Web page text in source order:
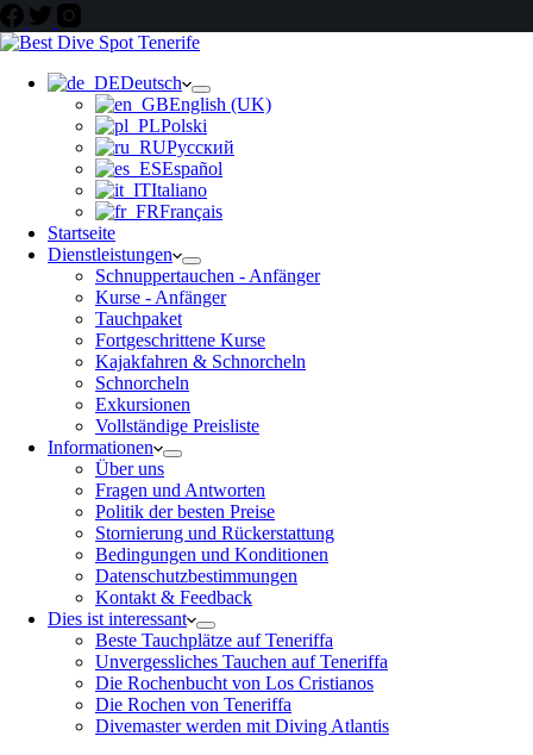
Deutsch
English (UK)
Polski
Русский
Español
Italiano
Français
Startseite
Dienstleistungen
Schnuppertauchen - Anfänger
Kurse - Anfänger
Tauchpaket
Fortgeschrittene Kurse
Kajakfahren & Schnorcheln
Schnorcheln
Exkursionen
Vollständige Preisliste
Informationen
Über uns
Fragen und Antworten
Politik der besten Preise
Stornierung und Rückerstattung
Bedingungen und Konditionen
Datenschutzbestimmungen
Kontakt & Feedback
Dies ist interessant
Beste Tauchplätze auf Teneriffa
Unvergessliches Tauchen auf Teneriffa
Die Rochenbucht von Los Cristianos
Die Rochen von Teneriffa
Divemaster werden mit Diving Atlantis